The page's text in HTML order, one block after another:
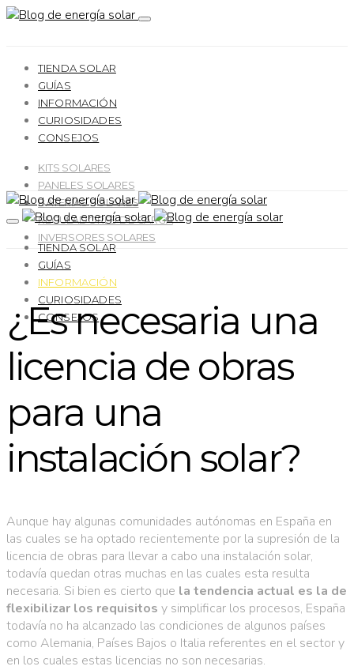
TIENDA SOLAR
GUÍAS
INFORMACIÓN
CURIOSIDADES
CONSEJOS
KITS SOLARES
PANELES SOLARES
BATERÍAS SOLARES
REGULADORES DE CARGA
INVERSORES SOLARES
TIENDA SOLAR
GUÍAS
INFORMACIÓN
CURIOSIDADES
CONSEJOS
¿Es necesaria una
licencia de obras
para una
instalación solar?
Aunque hay algunas comunidades autónomas en España en
las cuales se ha optado recientemente por la supresión de la
licencia de obras para llevar a cabo una instalación solar,
todavía quedan otras muchas en las cuales esta resulta
necesaria. Si bien es cierto que la tendencia actual es la de
flexibilizar los requisitos y simplificar los procesos, España
todavía no ha alcanzado las condiciones de algunos países
como Alemania, Países Bajos o Italia referentes en el sector y
en los cuales estas licencias no son necesarias.